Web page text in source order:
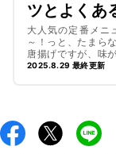
ツとよくあ
大人気の定番メニ
～！っと、たまら
唐揚げですが、味
悩みはありませんか
2025.8.29 最終更新